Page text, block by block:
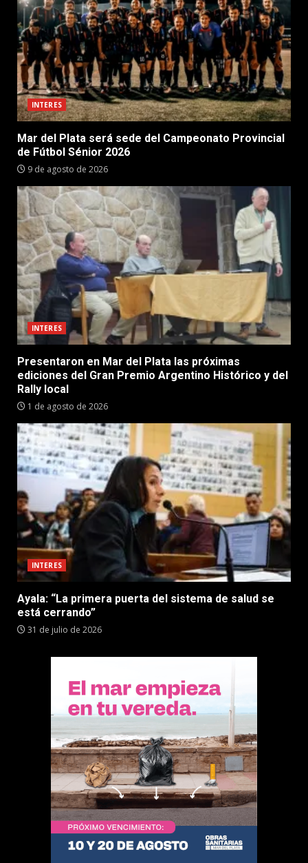
INTERES
Mar del Plata será sede del Campeonato Provincial
de Fútbol Sénior 2026
9 de agosto de 2026
INTERES
Presentaron en Mar del Plata las próximas
ediciones del Gran Premio Argentino Histórico y del
Rally local
1 de agosto de 2026
INTERES
Ayala: “La primera puerta del sistema de salud se
está cerrando”
31 de julio de 2026